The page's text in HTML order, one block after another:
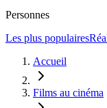
Personnes
Les plus populaires
Accueil
Films au cinéma